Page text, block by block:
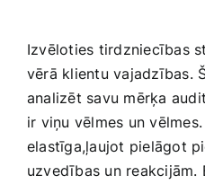
Izvēloties tirdzniecības
vērā klientu vajadzības.
analizēt savu‍ mērķa
ir viņu ‍vēlmes un
elastīga,ļaujot pielāgot
uzvedības un